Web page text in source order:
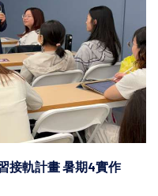
接軌計畫 暑期4實作